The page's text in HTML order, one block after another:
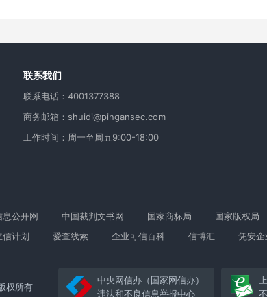
联系我们
联系电话：4001377388
商务邮箱：shuidi@pingansec.com
工作时间：周一至周五9:00-18:00
公开网 中国裁判文书网 国家商标局
国家版权局
信计划 爱查线索 企业可信百科 信博汇 凭安
权所有
中央网信办（国家网信办）
违法和不良信息举报中心